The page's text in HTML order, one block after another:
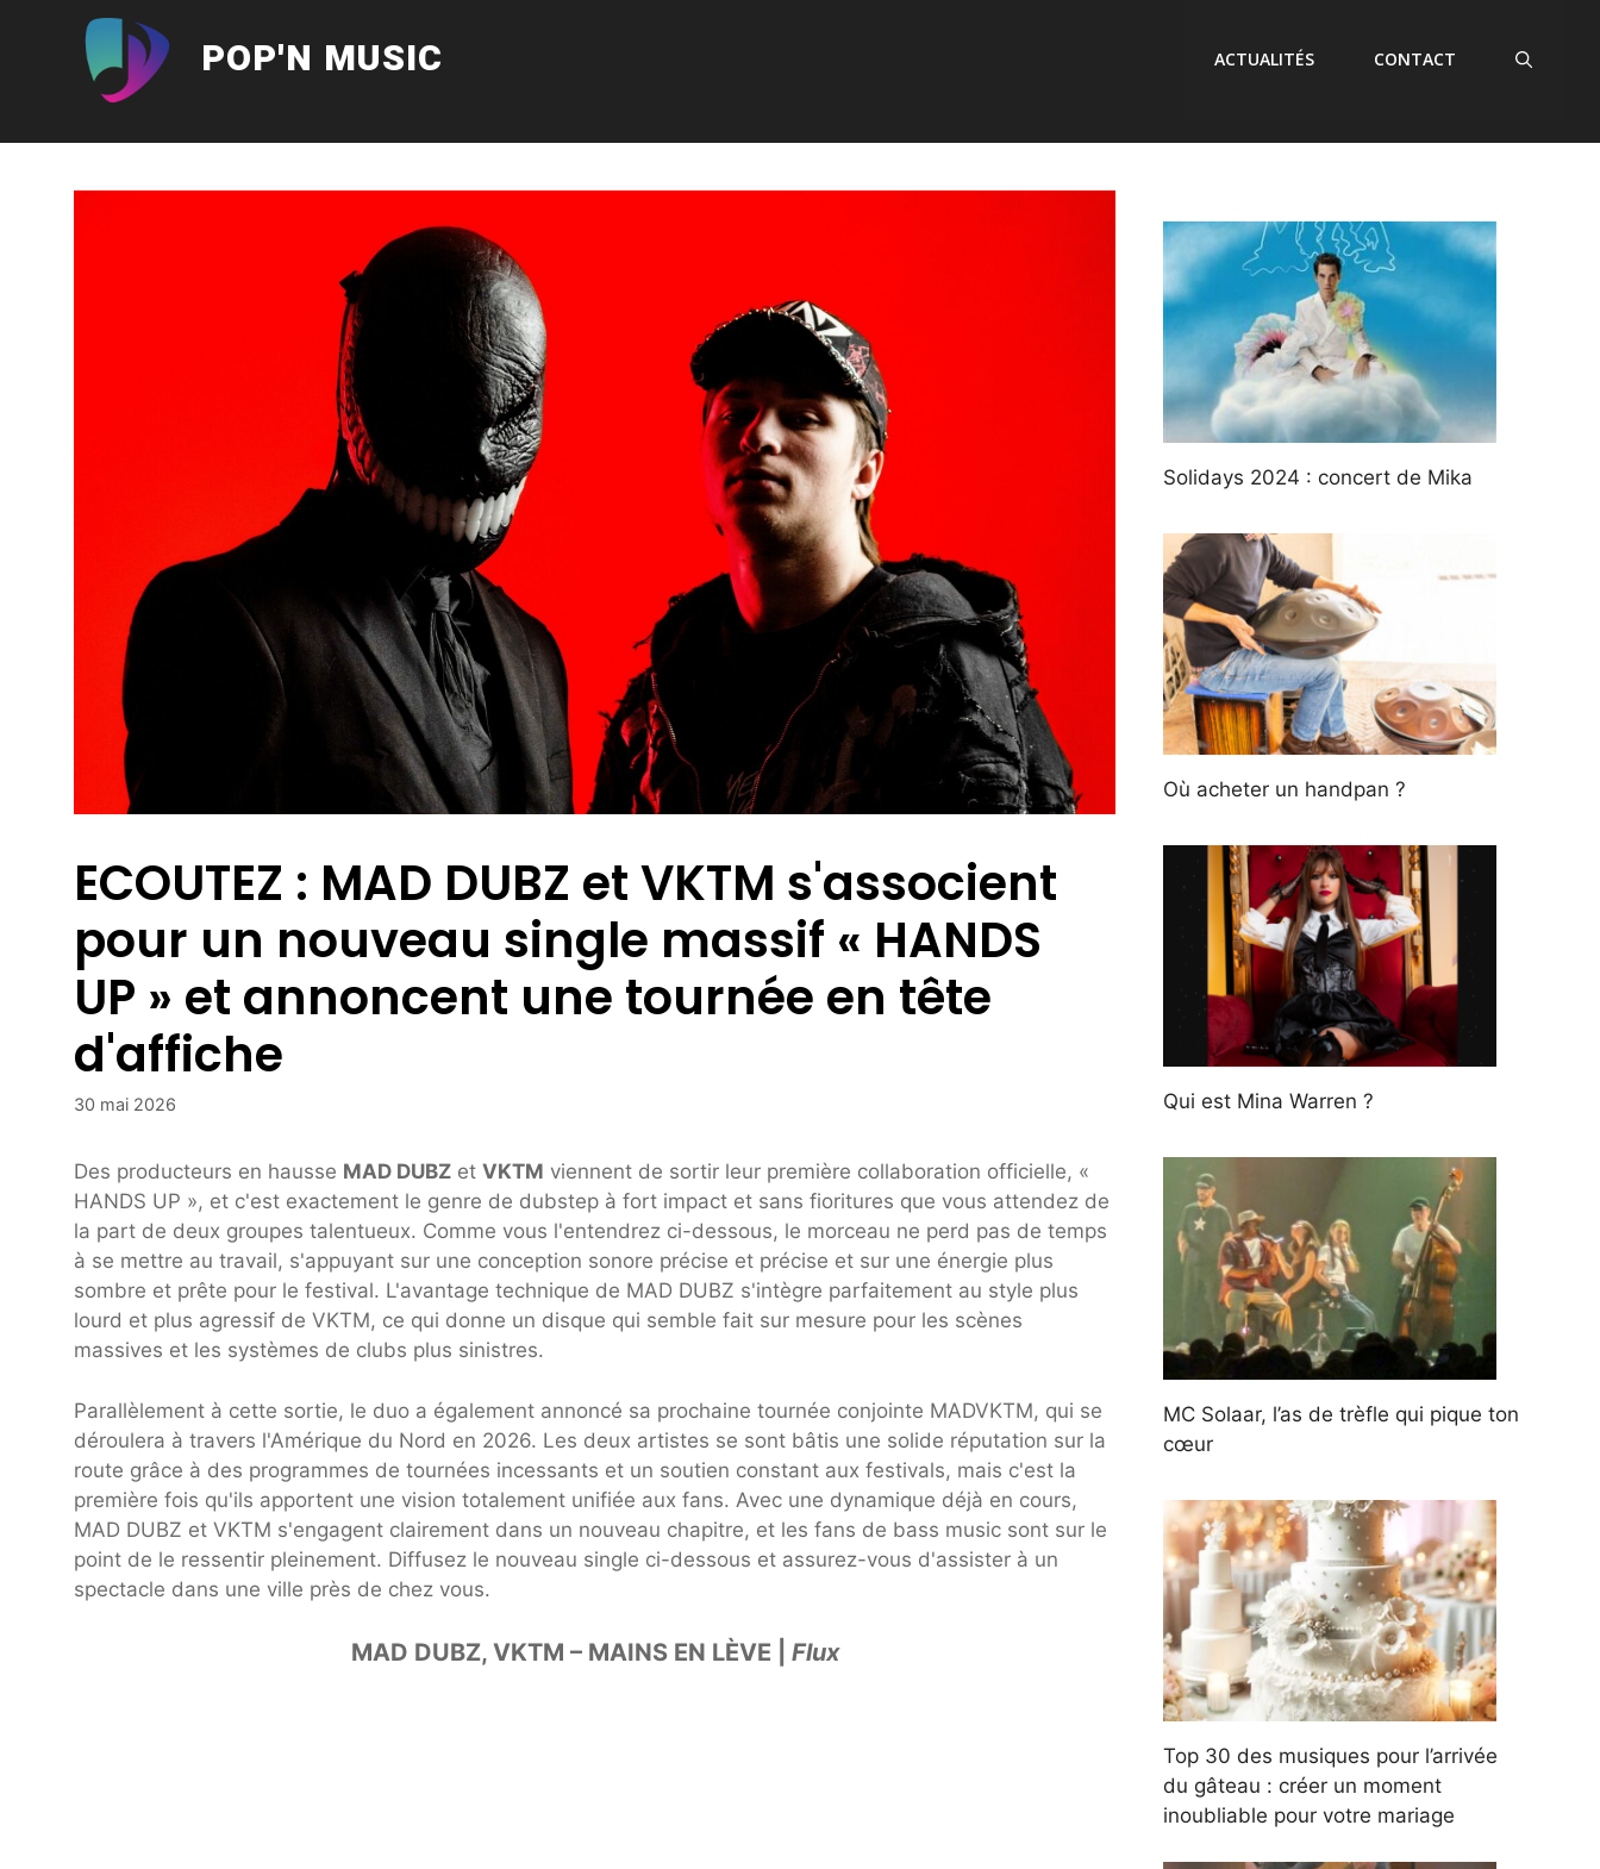
POP'N MUSIC ACTUALITÉS CONTACT
ECOUTEZ : MAD DUBZ et VKTM s'associent
pour un nouveau single massif « HANDS
UP » et annoncent une tournée en tête
d'affiche
30 mai 2026
Des producteurs en hausse MAD DUBZ et VKTM viennent de sortir leur première collaboration officielle, «
HANDS UP », et c'est exactement le genre de dubstep à fort impact et sans fioritures que vous attendez de
la part de deux groupes talentueux. Comme vous l'entendrez ci-dessous, le morceau ne perd pas de temps
à se mettre au travail, s'appuyant sur une conception sonore précise et précise et sur une énergie plus
sombre et prête pour le festival. L'avantage technique de MAD DUBZ s'intègre parfaitement au style plus
lourd et plus agressif de VKTM, ce qui donne un disque qui semble fait sur mesure pour les scènes
massives et les systèmes de clubs plus sinistres.
Parallèlement à cette sortie, le duo a également annoncé sa prochaine tournée conjointe MADVKTM, qui se
déroulera à travers l'Amérique du Nord en 2026. Les deux artistes se sont bâtis une solide réputation sur la
route grâce à des programmes de tournées incessants et un soutien constant aux festivals, mais c'est la
première fois qu'ils apportent une vision totalement unifiée aux fans. Avec une dynamique déjà en cours,
MAD DUBZ et VKTM s'engagent clairement dans un nouveau chapitre, et les fans de bass music sont sur le
point de le ressentir pleinement. Diffusez le nouveau single ci-dessous et assurez-vous d'assister à un
spectacle dans une ville près de chez vous.
MAD DUBZ, VKTM – MAINS EN LÈVE | Flux
Solidays 2024 : concert de Mika
Où acheter un handpan ?
Qui est Mina Warren ?
MC Solaar, l’as de trèfle qui pique ton
cœur
Top 30 des musiques pour l’arrivée
du gâteau : créer un moment
inoubliable pour votre mariage